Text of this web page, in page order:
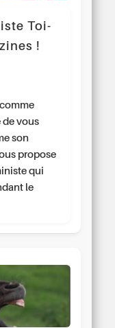
Toi-
!
de vous
son
propose
qui
le